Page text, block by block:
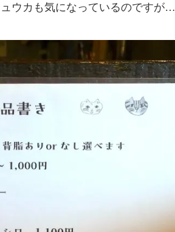
ウカも気になっているのですが…